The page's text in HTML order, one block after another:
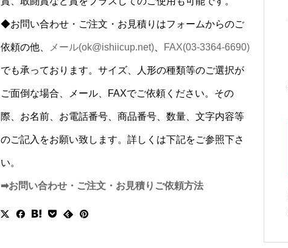
◆お問い合わせ・ご注文・お見積りはフォームからのご
依頼の他、 メール(ok@ishiicup.net) FAX(03-3364-6690)
でも承っております。サイズ、人形の種類等のご選択が
ご面倒な場合、メール、FAXでご依頼ください。その
際、お名前、お電話番号、商品番号、数量、文字内容等
のご記入をお願い致します。詳しくは下記をご参照下さ
い。
➡お問い合わせ・ご注文・お見積りご依頼方法